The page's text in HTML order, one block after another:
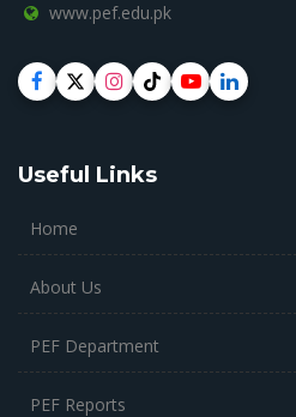
www.pef.edu.pk
Useful Links
Home
About Us
PEF Department
PEF Reports